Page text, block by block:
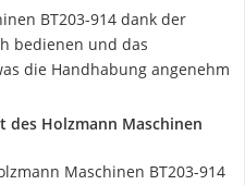
BT203-914 dank der
bedienen und das
die Handhabung angenehm
des Holzmann Maschinen
Maschinen BT203-914